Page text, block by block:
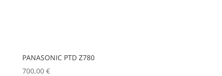
PANASONIC PTD Z780
700,00 €